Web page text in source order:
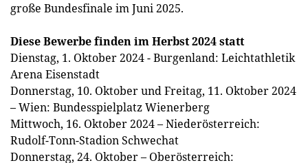
große Bundesfinale im Juni 2025.
Diese Bewerbe finden im Herbst 2024 statt
Dienstag, 1. Oktober 2024 - Burgenland: Leichtathletik
Arena Eisenstadt
Donnerstag, 10. Oktober und Freitag, 11. Oktober 2024
– Wien: Bundesspielplatz Wienerberg
Mittwoch, 16. Oktober 2024 – Niederösterreich:
Rudolf-Tonn-Stadion Schwechat
Donnerstag, 24. Oktober – Oberösterreich: